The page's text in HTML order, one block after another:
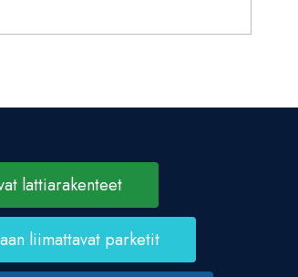
lattiarakenteet
liimattavat parketit